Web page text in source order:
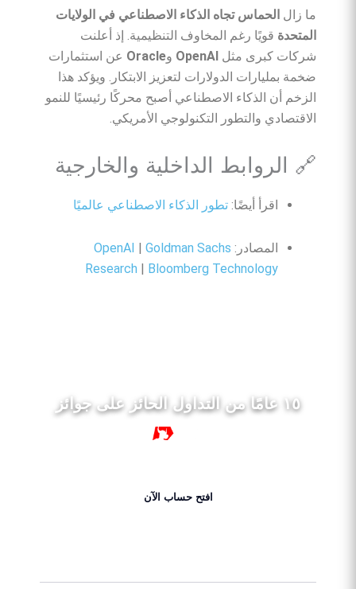
ما زال الحماس تجاه الذكاء الاصطناعي في الولايات
المتحدة قويًا رغم المخاوف التنظيمية. إذ أعلنت
شركات كبرى مثل OpenAI وOracle عن استثمارات
ضخمة بمليارات الدولارات لتعزيز الابتكار. ويؤكد هذا
الزخم أن الذكاء الاصطناعي أصبح محركًا رئيسيًا للنمو
الاقتصادي والتطور التكنولوجي الأمريكي.
🔗 الروابط الداخلية والخارجية
اقرأ أيضًا: تطور الذكاء الاصطناعي عالميًا
المصادر: OpenAI |Goldman Sachs
Research
Bloomberg Technology
١٥ عامًا من التداول الحائز على جوائز
افتح حساب الآن